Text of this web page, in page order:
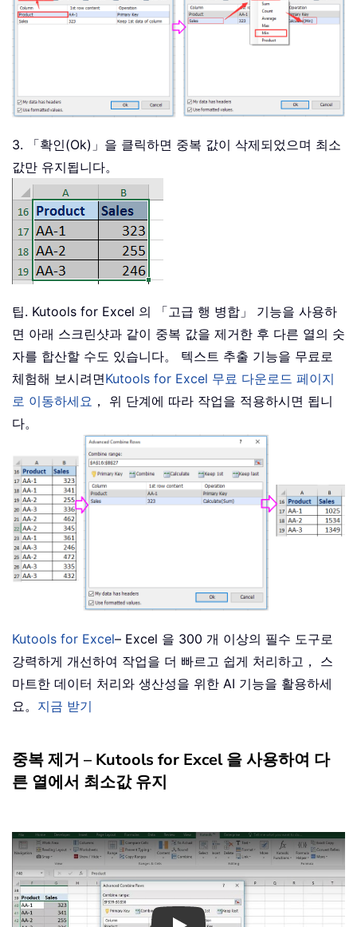
3. 「확인(Ok)」을 클릭하면 중복 값이 삭제되었으며 최소
값만 유지됩니다。
팁. Kutools for Excel 의 「고급 행 병합」 기능을 사용하
면 아래 스크린샷과 같이 중복 값을 제거한 후 다른 열의 숫
자를 합산할 수도 있습니다。 텍스트 추출 기능을 무료로
체험해 보시려면Kutools for Excel 무료 다운로드 페이지
로 이동하세요 ， 위 단계에 따라 작업을 적용하시면 됩니
다。
Kutools for Excel– Excel 을 300 개 이상의 필수 도구로
강력하게 개선하여 작업을 더 빠르고 쉽게 처리하고， 스
마트한 데이터 처리와 생산성을 위한 AI 기능을 활용하세
요。 지금 받기
중복 제거 – Kutools for Excel 을 사용하여 다
른 열에서 최소값 유지